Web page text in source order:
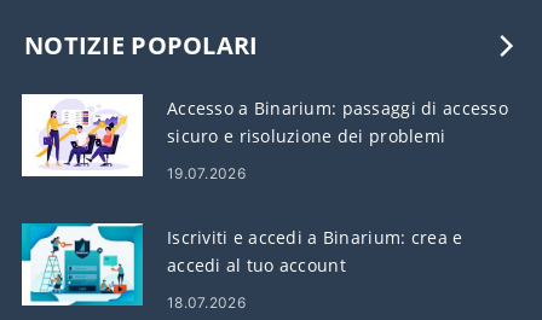
NOTIZIE POPOLARI
Accesso a Binarium: passaggi di accesso
sicuro e risoluzione dei problemi
19.07.2026
Iscriviti e accedi a Binarium: crea e
accedi al tuo account
18.07.2026